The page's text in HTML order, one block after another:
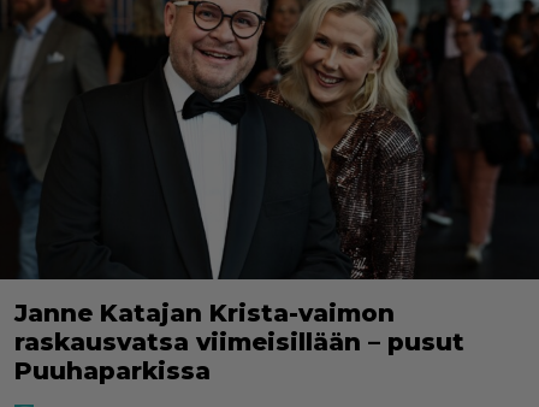
Janne Katajan Krista-vaimon
raskausvatsa viimeisillään – pusut
Puuhaparkissa